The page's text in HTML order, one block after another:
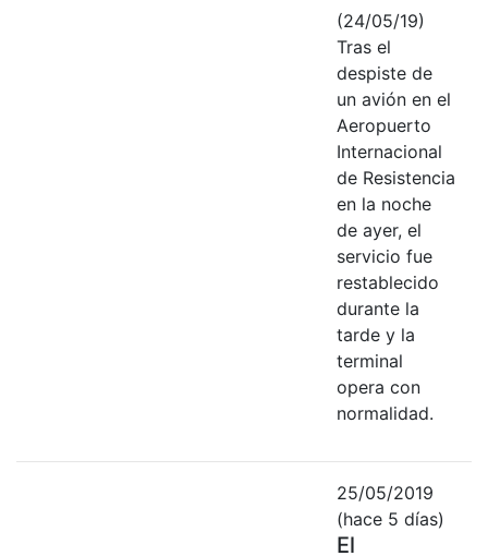
(24/05/19)
Tras el
despiste de
un avión en el
Aeropuerto
Internacional
de Resistencia
en la noche
de ayer, el
servicio fue
restablecido
durante la
tarde y la
terminal
opera con
normalidad.
25/05/2019
(hace 5 días)
El